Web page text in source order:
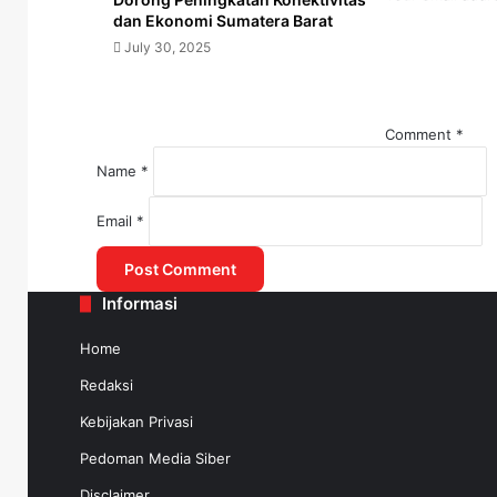
WSBP Selesaikan Suplai Beton
dan Ekonomi Sumatera Barat
July 30, 2025
Comment *
Name *
Email *
Informasi
Home
Redaksi
Kebijakan Privasi
Pedoman Media Siber